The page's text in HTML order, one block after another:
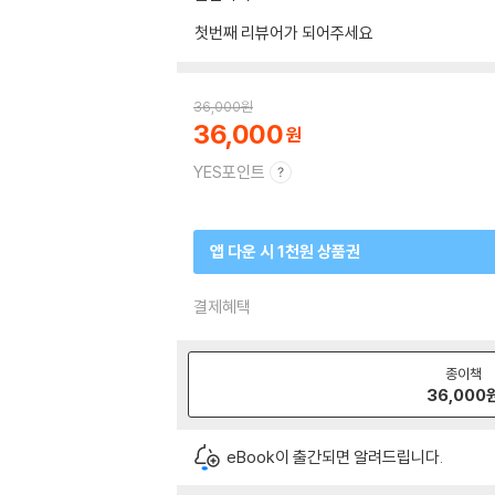
첫번째 리뷰어가 되어주세요
36,000원
36,000
YES포인트
앱 다운 시 1천원 상품권
결제혜택
종이책
36,000
eBook이 출간되면 알려드립니다.